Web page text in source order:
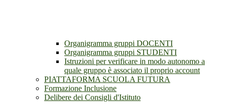
Organigramma gruppi DOCENTI
Organigramma gruppi STUDENTI
Istruzioni per verificare in modo autonomo a
quale gruppo è associato il proprio account
PIATTAFORMA SCUOLA FUTURA
Formazione Inclusione
Delibere dei Consigli d'Istituto